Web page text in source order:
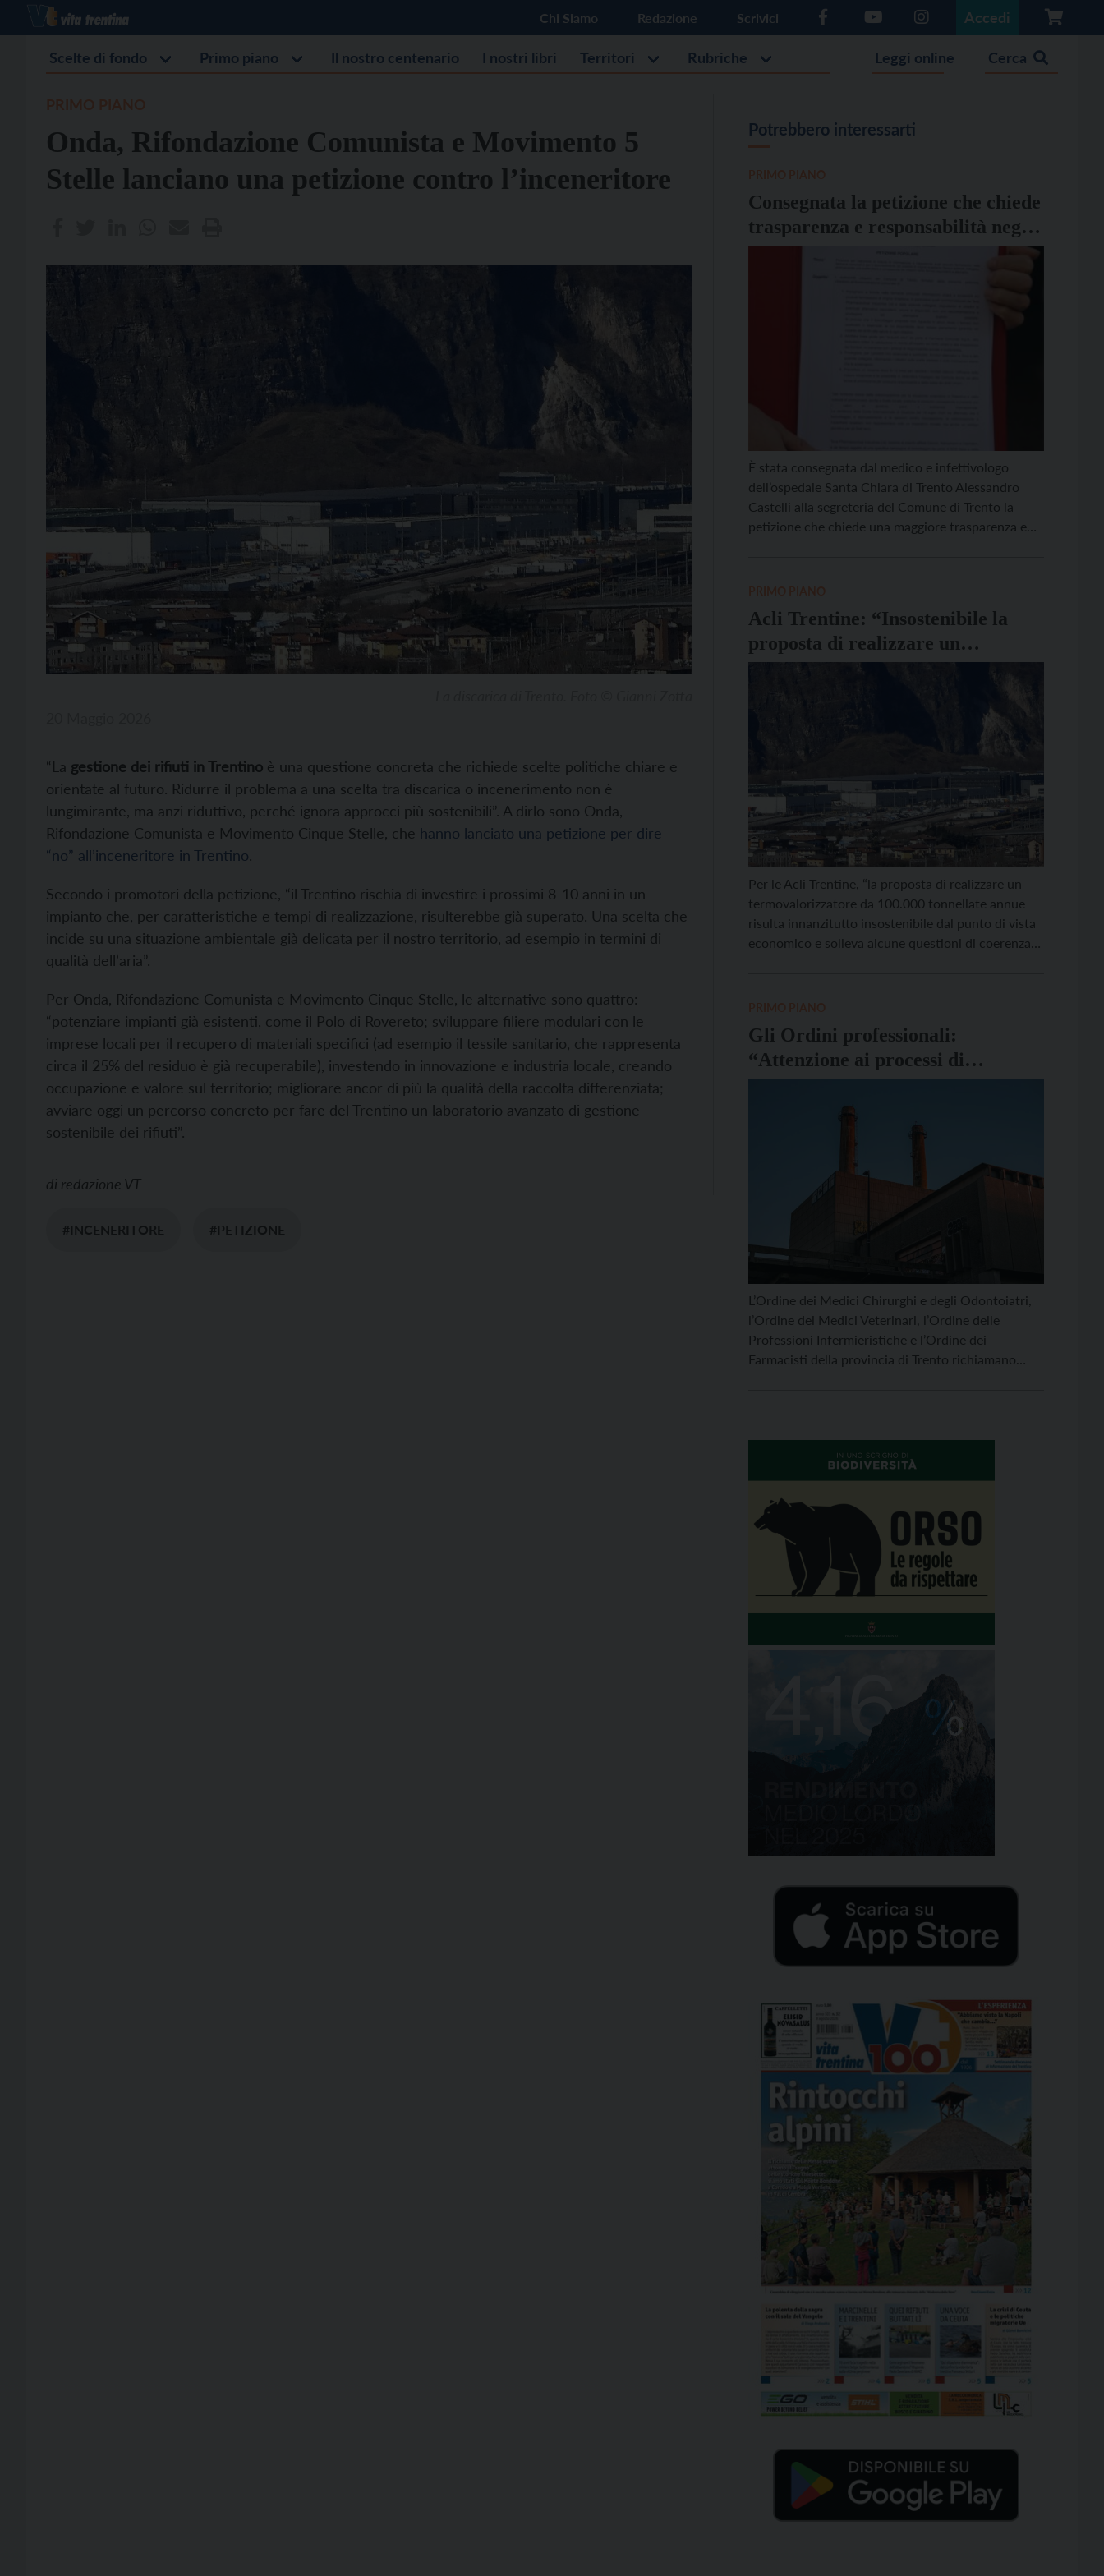
Chi Siamo Redazione Scrivici Accedi
Scelte di fondo Primo piano Il nostro centenario I nostri libri Territori Rubriche Leggi online Cerca
Onda, Rifondazione Comunista e Movimento 5
Stelle lanciano una petizione contro l’inceneritore
“La gestione dei rifiuti in Trentino è una questione concreta che richiede scelte politiche chiare e
orientate al futuro. Ridurre il problema a una scelta tra discarica o incenerimento non è
lungimirante, ma anzi riduttivo, perché ignora approcci più sostenibili”. A dirlo sono Onda,
Rifondazione Comunista e Movimento Cinque Stelle, che hanno lanciato una petizione per dire
“no” all’inceneritore in Trentino.
Secondo i promotori della petizione, “il Trentino rischia di investire i prossimi 8-10 anni in un
impianto che, per caratteristiche e tempi di realizzazione, risulterebbe già superato. Una scelta che
incide su una situazione ambientale già delicata per il nostro territorio, ad esempio in termini di
qualità dell’aria”.
Per Onda, Rifondazione Comunista e Movimento Cinque Stelle, le alternative sono quattro:
“potenziare impianti già esistenti, come il Polo di Rovereto; sviluppare filiere modulari con le
imprese locali per il recupero di materiali specifici (ad esempio il tessile sanitario, che rappresenta
circa il 25% del residuo è già recuperabile), investendo in innovazione e industria locale, creando
occupazione e valore sul territorio; migliorare ancor di più la qualità della raccolta differenziata;
avviare oggi un percorso concreto per fare del Trentino un laboratorio avanzato di gestione
sostenibile dei rifiuti”.
di redazione VT
#INCENERITORE #PETIZIONE
Potrebbero interessarti
Consegnata la petizione che chiede
trasparenza e responsabilità negli
acquisti delle farmacie comunali
È stata consegnata dal medico e infettivologo
dell’ospedale Santa Chiara di Trento Alessandro
Castelli alla segreteria del Comune di Trento la
petizione che chiede una maggiore trasparenza e
Acli Trentine: “Insostenibile la
proposta di realizzare un
termovalorizzatore da 100.000
Per le Acli Trentine, “la proposta di realizzare un
termovalorizzatore da 100.000 tonnellate annue
risulta innanzitutto insostenibile dal punto di vista
economico e solleva alcune questioni di coerenza
del rapporto tra capacità […]
Gli Ordini professionali:
“Attenzione ai processi di
combustione dei rifiuti”
L’Ordine dei Medici Chirurghi e degli Odontoiatri,
l’Ordine dei Medici Veterinari, l’Ordine delle
Professioni Infermieristiche e l’Ordine dei
Farmacisti della provincia di Trento richiamano
Health, che considera in modo integrato la salute